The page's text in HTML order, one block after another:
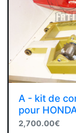
A - kit de
pour
2,700.00€